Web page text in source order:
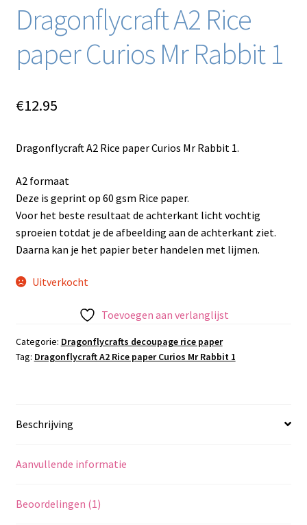
Dragonflycraft A2 Rice
paper Curios Mr Rabbit 1
€12.95
Dragonflycraft A2 Rice paper Curios Mr Rabbit 1.
A2 formaat
Deze is geprint op 60 gsm Rice paper.
Voor het beste resultaat de achterkant licht vochtig
sproeien totdat je de afbeelding aan de achterkant ziet.
Daarna kan je het papier beter handelen met lijmen.
Uitverkocht
Toevoegen aan verlanglijst
Categorie: Dragonflycrafts decoupage rice paper
Tag: Dragonflycraft A2 Rice paper Curios Mr Rabbit 1
Beschrijving
Aanvullende informatie
Beoordelingen (1)